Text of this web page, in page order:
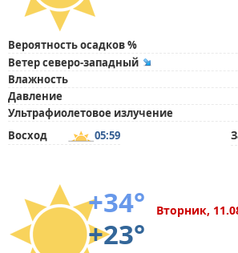
Вероятность осадков %
Ветер северо-западный
Влажность
Давление
Ультрафиолетовое излучение
Восход
05:59
+34°
+23°
Вторник,